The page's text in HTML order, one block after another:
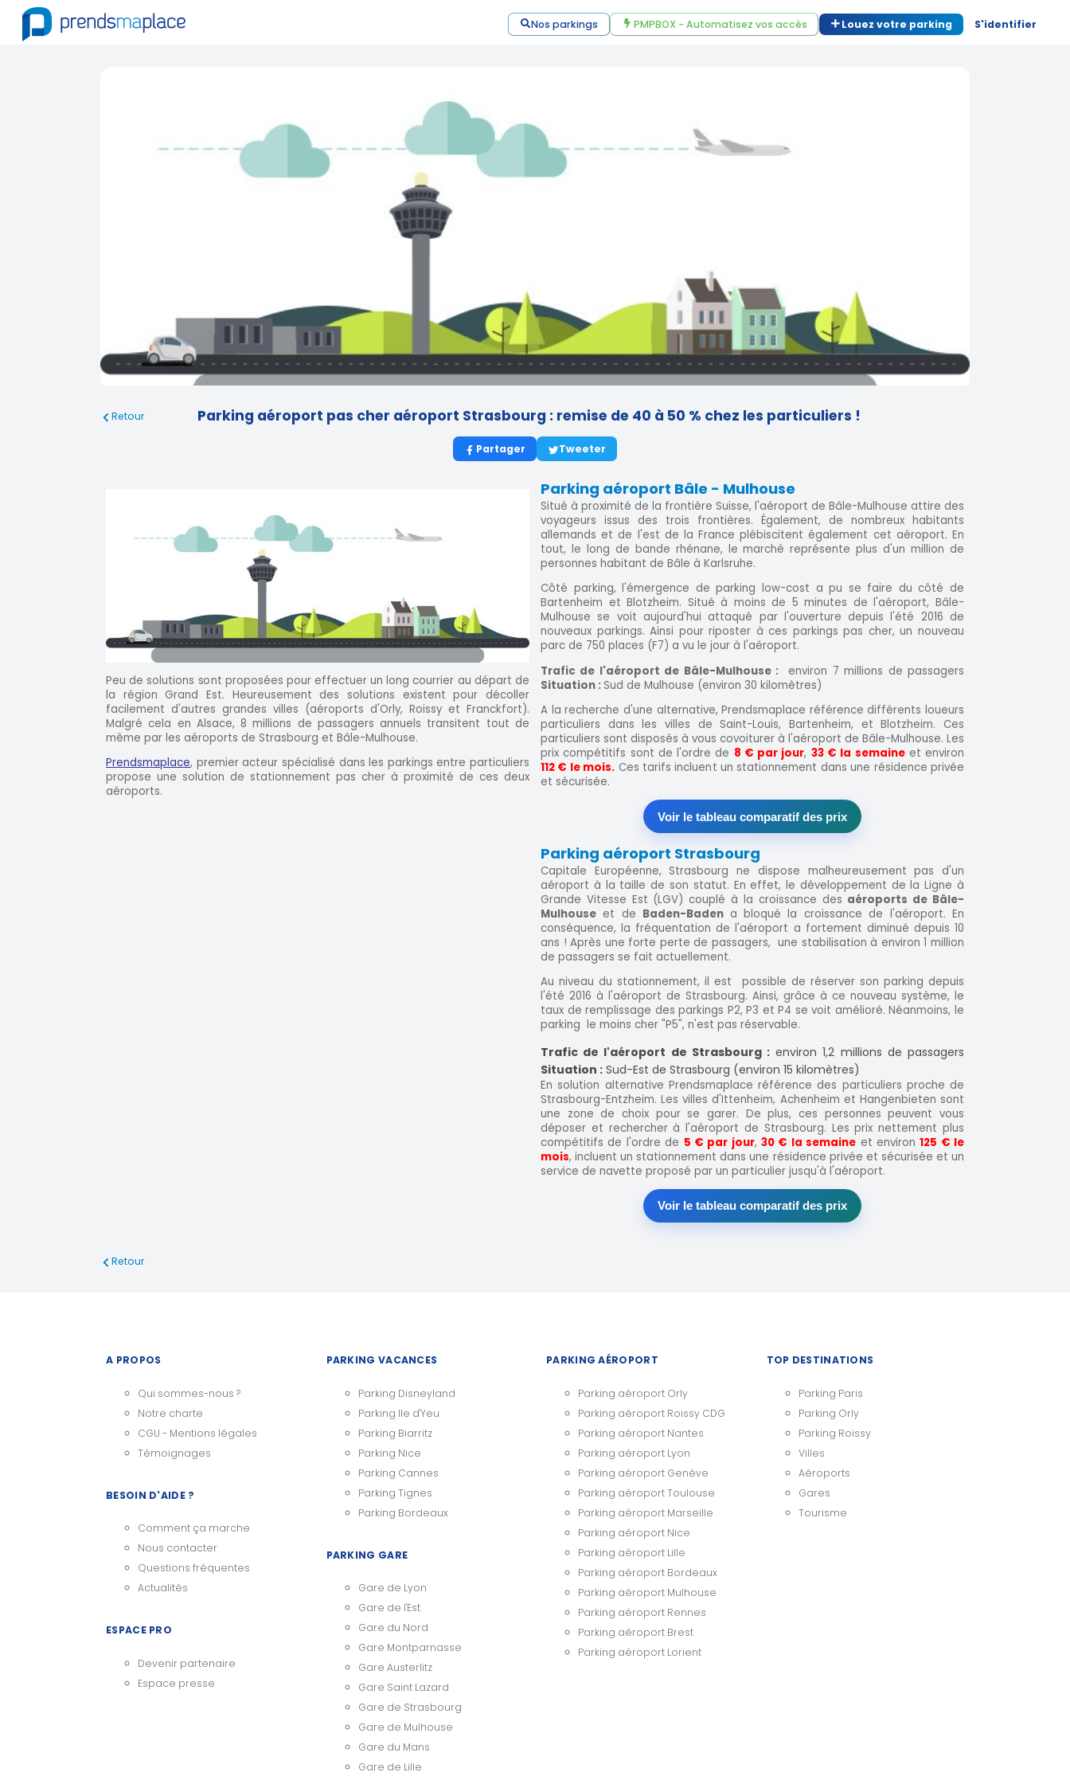
Nos parkings PMPBOX - Automatisez vos accès Louez votre parking S'identifier
Retour Parking aéroport pas cher aéroport Strasbourg : remise de 40 à 50 % chez les particuliers !
Partager Tweeter
Peu de solutions sont proposées pour effectuer un long courrier au départ de
la région Grand Est. Heureusement des solutions existent pour décoller
facilement d'autres grandes villes (aéroports d'Orly, Roissy et Franckfort).
Malgré cela en Alsace, 8 millions de passagers annuels transitent tout de
même par les aéroports de Strasbourg et Bâle-Mulhouse.
Prendsmaplace, premier acteur spécialisé dans les parkings entre particuliers
propose une solution de stationnement pas cher à proximité de ces deux
aéroports.
Parking aéroport Bâle - Mulhouse
Situé à proximité de la frontière Suisse, l'aéroport de Bâle-Mulhouse attire des
voyageurs issus des trois frontières. Également, de nombreux habitants
allemands et de l'est de la France plébiscitent également cet aéroport. En
tout, le long de bande rhénane, le marché représente plus d'un million de
personnes habitant de Bâle à Karlsruhe.
Côté parking, l'émergence de parking low-cost a pu se faire du côté de
Bartenheim et Blotzheim. Situé à moins de 5 minutes de l'aéroport, Bâle-
Mulhouse se voit aujourd'hui attaqué par l'ouverture depuis l'été 2016 de
nouveaux parkings. Ainsi pour riposter à ces parkings pas cher, un nouveau
parc de 750 places (F7) a vu le jour à l'aéroport.
Trafic de l'aéroport de Bâle-Mulhouse :
environ 7 millions de passagers
Situation :Sud de Mulhouse (environ 30 kilomètres)
A la recherche d'une alternative, Prendsmaplace référence différents loueurs
particuliers dans les villes de Saint-Louis, Bartenheim, et Blotzheim. Ces
particuliers sont disposés à vous covoiturer à l'aéroport de Bâle-Mulhouse. Les
prix compétitifs sont de l'ordre de 8 € par jour, 33 € la semaineet environ
112 € le mois. Ces tarifs incluent un stationnement dans une résidence privée
et sécurisée.
Voir le tableau comparatif des prix
Parking aéroport Strasbourg
Capitale Européenne, Strasbourg ne dispose malheureusement pas d'un
aéroport à la taille de son statut. En effet, le développement de la Ligne à
Grande Vitesse Est (LGV) couplé à la croissance des aéroports de Bâle-
Mulhouse et de Baden-Baden a bloqué la croissance de l'aéroport. En
conséquence, la fréquentation de l'aéroport a fortement diminué depuis 10
ans ! Après une forte perte de passagers, une stabilisation à environ 1 million
de passagers se fait actuellement.
Au niveau du stationnement, il est possible de réserver son parking depuis
l'été 2016 à l'aéroport de Strasbourg. Ainsi, grâce à ce nouveau système, le
taux de remplissage des parkings P2, P3 et P4 se voit amélioré. Néanmoins, le
parking le moins cher "P5", n'est pas réservable.
Trafic de l'aéroport de Strasbourg : environ 1,2 millions de passagers
Situation : Sud-Est de Strasbourg (environ 15 kilomètres)
En solution alternative Prendsmaplace référence des particuliers proche de
Strasbourg-Entzheim. Les villes d'Ittenheim, Achenheim et Hangenbieten sont
une zone de choix pour se garer. De plus, ces personnes peuvent vous
déposer et rechercher à l'aéroport de Strasbourg. Les prix nettement plus
compétitifs de l'ordre de 5 € par jour, 30 € la semaine et environ125 € le
mois, incluent un stationnement dans une résidence privée et sécurisée et un
service de navette proposé par un particulier jusqu'à l'aéroport.
Voir le tableau comparatif des prix
Retour
A PROPOS
Qui sommes-nous ?
Notre charte
CGU - Mentions légales
Témoignages
BESOIN D'AIDE ?
Comment ça marche
Nous contacter
Questions fréquentes
Actualités
ESPACE PRO
Devenir partenaire
Espace presse
PARKING VACANCES
Parking Disneyland
Parking Ile d'Yeu
Parking Biarritz
Parking Nice
Parking Cannes
Parking Tignes
Parking Bordeaux
PARKING GARE
Gare de Lyon
Gare de l'Est
Gare du Nord
Gare Montparnasse
Gare Austerlitz
Gare Saint Lazard
Gare de Strasbourg
Gare de Mulhouse
Gare du Mans
Gare de Lille
PARKING AÉROPORT
Parking aéroport Orly
Parking aéroport Roissy CDG
Parking aéroport Nantes
Parking aéroport Lyon
Parking aéroport Genève
Parking aéroport Toulouse
Parking aéroport Marseille
Parking aéroport Nice
Parking aéroport Lille
Parking aéroport Bordeaux
Parking aéroport Mulhouse
Parking aéroport Rennes
Parking aéroport Brest
Parking aéroport Lorient
TOP DESTINATIONS
Parking Paris
Parking Orly
Parking Roissy
Villes
Aéroports
Gares
Tourisme